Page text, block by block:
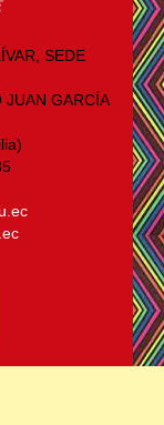
SEDE
JUAN GARCÍA